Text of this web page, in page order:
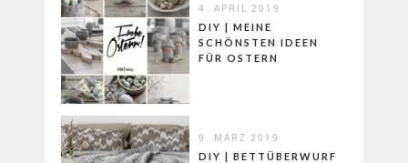
4. APRIL 2019
DIY | MEINE
SCHÖNSTEN IDEEN
FÜR OSTERN
9. MÄRZ 2019
DIY | BETTÜBERWURF